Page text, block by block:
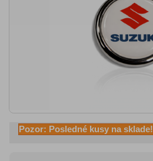
Pozor: Posledné kusy na sklade!